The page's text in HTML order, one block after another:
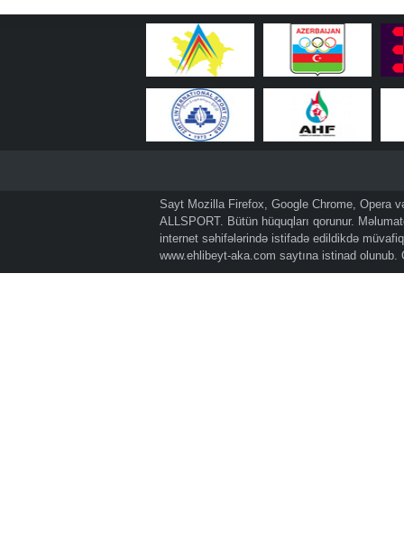
Sayt Mozilla Firefox, Google Chrome, Opera
ALLSPORT. Bütün hüquqları qorunur.
internet səhifələrində istifadə edildikdə
www.ehlibeyt-aka.com saytına istinad olunub.